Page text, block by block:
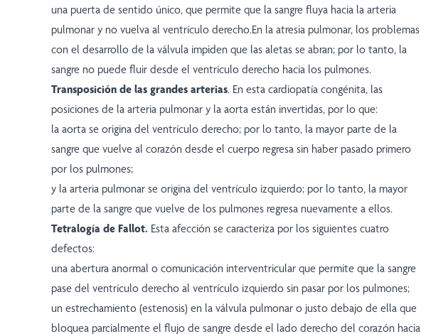
una puerta de sentido único, que permite que la sangre fluya hacia la arteria
pulmonar y no vuelva al ventrículo derecho.En la atresia pulmonar, los problemas
con el desarrollo de la válvula impiden que las aletas se abran; por lo tanto, la
sangre no puede fluir desde el ventrículo derecho hacia los pulmones.
Transposición de las grandes arterias. En esta cardiopatía congénita, las
posiciones de la arteria pulmonar y la aorta están invertidas, por lo que:
la aorta se origina del ventrículo derecho; por lo tanto, la mayor parte de la
sangre que vuelve al corazón desde el cuerpo regresa sin haber pasado primero
por los pulmones;
y la arteria pulmonar se origina del ventrículo izquierdo; por lo tanto, la mayor
parte de la sangre que vuelve de los pulmones regresa nuevamente a ellos.
Tetralogía de Fallot. Esta afección se caracteriza por los siguientes cuatro
defectos:
una abertura anormal o comunicación interventricular que permite que la sangre
pase del ventrículo derecho al ventrículo izquierdo sin pasar por los pulmones;
un estrechamiento (estenosis) en la válvula pulmonar o justo debajo de ella que
bloquea parcialmente el flujo de sangre desde el lado derecho del corazón hacia